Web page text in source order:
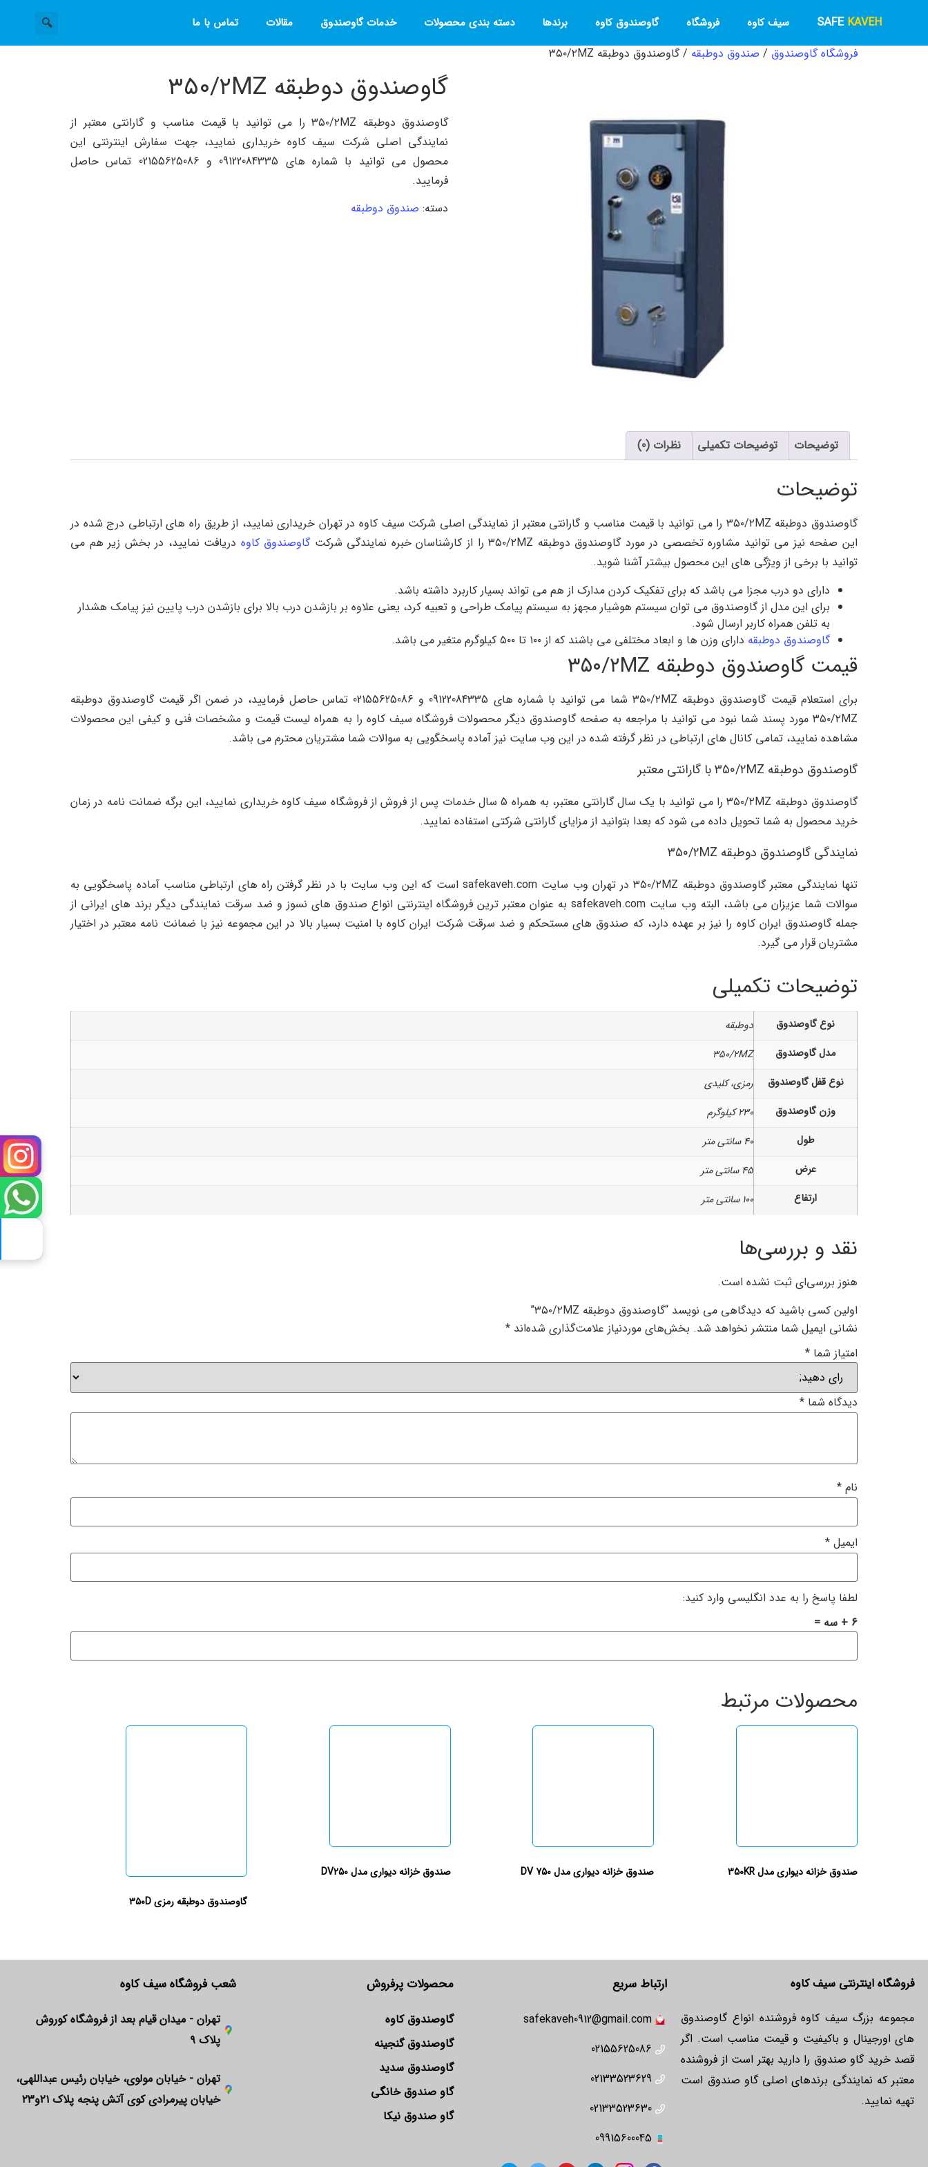
SAFE KAVEH سیف کاوه فروشگاه گاوصندوق کاوه برندها دسته بندی محصولات خدمات گاوصندوق مقالات تماس با ما
فروشگاه گاوصندوق / صندوق دوطبقه / گاوصندوق دوطبقه ۳۵۰/۲MZ
گاوصندوق دوطبقه ۳۵۰/۲MZ
گاوصندوق دوطبقه ۳۵۰/۲MZ را می توانید با قیمت مناسب و گارانتی معتبر از
نمایندگی اصلی شرکت سیف کاوه خریداری نمایید، جهت سفارش اینترنتی این
محصول می توانید با شماره های 09122084335 و 02155625086 تماس حاصل
فرمایید.
دسته: صندوق دوطبقه
توضیحات توضیحات تکمیلی نظرات (0)
توضیحات
گاوصندوق دوطبقه ۳۵۰/۲MZ را می توانید با قیمت مناسب و گارانتی معتبر از نمایندگی اصلی شرکت سیف کاوه در تهران خریداری نمایید، از طریق راه های ارتباطی درج شده در
این صفحه نیز می توانید مشاوره تخصصی در مورد گاوصندوق دوطبقه ۳۵۰/۲MZ را از کارشناسان خبره نمایندگی شرکت
گاوصندوق کاوه دریافت نمایید، در بخش زیر هم می
توانید با برخی از ویژگی های این محصول بیشتر آشنا شوید.
دارای دو درب مجزا می باشد که برای تفکیک کردن مدارک از هم می تواند بسیار کاربرد داشته باشد.
برای این مدل از گاوصندوق می توان سیستم هوشیار مجهز به سیستم پیامک طراحی و تعبیه کرد، یعنی علاوه بر بازشدن درب بالا برای بازشدن درب پایین نیز پیامک هشدار
به تلفن همراه کاربر ارسال شود.
گاوصندوق دوطبقه دارای وزن ها و ابعاد مختلفی می باشند که از ۱۰۰ تا ۵۰۰ کیلوگرم متغیر می باشد.
قیمت گاوصندوق دوطبقه ۳۵۰/۲MZ
برای استعلام قیمت گاوصندوق دوطبقه ۳۵۰/۲MZ شما می توانید با شماره های 09122084335 و 02155625086 تماس حاصل فرمایید، در ضمن اگر قیمت گاوصندوق دوطبقه
۳۵۰/۲MZ مورد پسند شما نبود می توانید با مراجعه به صفحه گاوصندوق دیگر محصولات فروشگاه سیف کاوه را به همراه لیست قیمت و مشخصات فنی و کیفی این محصولات
مشاهده نمایید، تمامی کانال های ارتباطی در نظر گرفته شده در این وب سایت نیز آماده پاسخگویی به سوالات شما مشتریان محترم می باشد.
گاوصندوق دوطبقه ۳۵۰/۲MZ با گارانتی معتبر
گاوصندوق دوطبقه ۳۵۰/۲MZ را می توانید با یک سال گارانتی معتبر، به همراه 5 سال خدمات پس از فروش از فروشگاه سیف کاوه خریداری نمایید، این برگه ضمانت نامه در زمان
خرید محصول به شما تحویل داده می شود که بعدا بتوانید از مزایای گارانتی شرکتی استفاده نمایید.
نمایندگی گاوصندوق دوطبقه ۳۵۰/۲MZ
تنها نمایندگی معتبر گاوصندوق دوطبقه ۳۵۰/۲MZ در تهران وب سایت safekaveh.com است که این وب سایت با در نظر گرفتن راه های ارتباطی مناسب آماده پاسخگویی به
سوالات شما عزیزان می باشد، البته وب سایت safekaveh.com به عنوان معتبر ترین فروشگاه اینترنتی انواع صندوق های نسوز و ضد سرقت نمایندگی دیگر برند های ایرانی از
جمله گاوصندوق ایران کاوه را نیز بر عهده دارد، که صندوق های مستحکم و ضد سرقت شرکت ایران کاوه با امنیت بسیار بالا در این مجموعه نیز با ضمانت نامه معتبر در اختیار
مشتریان قرار می گیرد.
توضیحات تکمیلی
نوع گاوصندوق
دوطبقه
مدل گاوصندوق
۳۵۰/۲MZ
نوع قفل گاوصندوق
رمزی، کلیدی
وزن گاوصندوق
۲۳۰ کیلوگرم
طول
۴۰ سانتی متر
عرض
۴۵ سانتی متر
ارتفاع
۱۰۰ سانتی متر
نقد و بررسی‌ها
هنوز بررسی‌ای ثبت نشده است.
اولین کسی باشید که دیدگاهی می نویسد “گاوصندوق دوطبقه ۳۵۰/۲MZ”
نشانی ایمیل شما منتشر نخواهد شد. بخش‌های موردنیاز علامت‌گذاری شده‌اند *
امتیاز شما *
دیدگاه شما *
نام *
ایمیل *
لطفا پاسخ را به عدد انگلیسی وارد کنید:
6 + سه =
محصولات مرتبط
صندوق خزانه دیواری مدل 350KR صندوق خزانه دیواری مدل 750 DV
صندوق خزانه دیواری مدل DV250
گاوصندوق دوطبقه رمزی ۳۵۰D
فروشگاه اینترنتی سیف کاوه
مجموعه بزرگ سیف کاوه فروشنده انواع گاوصندوق
های اورجینال و باکیفیت و قیمت مناسب است. اگر
قصد خرید گاو صندوق را دارید بهتر است از فروشنده
معتبر که نمایندگی برندهای اصلی گاو صندوق است
تهیه نمایید.
ارتباط سریع
safekaveh0912@gmail.com
02155625086
02133523629
02133523630
09915600045
محصولات پرفروش
گاوصندوق کاوه
گاوصندوق گنجینه
گاوصندوق سدید
گاو صندوق خانگی
گاو صندوق نیکا
شعب فروشگاه سیف کاوه
تهران - میدان قیام بعد از فروشگاه کوروش
پلاک ۹
تهران - خیابان مولوی، خیابان رئیس عبداللهی،
خیابان پیرمرادی کوی آتش پنجه پلاک ۲۱و۲۳